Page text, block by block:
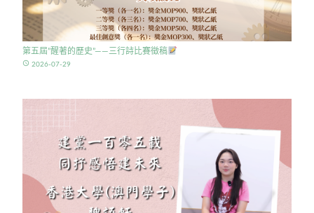
第五屆”醒著的歷史”——三行詩比賽徵稿
access_time 2026-07-29